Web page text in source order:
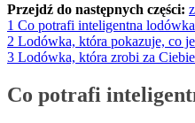
Przejdź do następnych części:
1 Co potrafi inteligentna
2 Lodówka, która pokazuje, co
3 Lodówka, która zrobi za
Co potrafi